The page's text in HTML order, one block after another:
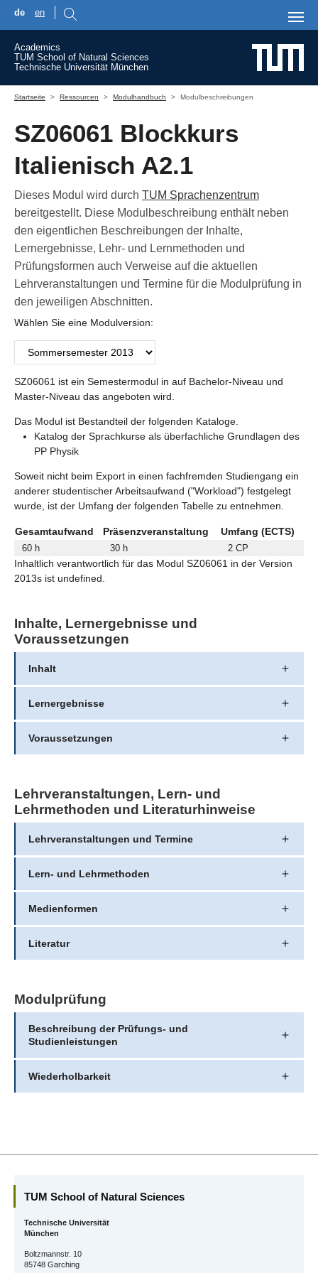
de en
Academics
TUM School of Natural Sciences
Technische Universität München
Startseite
Ressourcen Modulhandbuch Modulbeschreibungen
SZ06061 Blockkurs
Italienisch A2.1
Dieses Modul wird durch TUM Sprachenzentrum
bereitgestellt. Diese Modulbeschreibung enthält neben
den eigentlichen Beschreibungen der Inhalte,
Lernergebnisse, Lehr- und Lernmethoden und
Prüfungsformen auch Verweise auf die aktuellen
Lehrveranstaltungen und Termine für die Modulprüfung in
den jeweiligen Abschnitten.
Wählen Sie eine Modulversion:
SZ06061 ist ein Semestermodul in auf Bachelor-Niveau und
Master-Niveau das angeboten wird.
Das Modul ist Bestandteil der folgenden Kataloge.
Katalog der Sprachkurse als überfachliche Grundlagen des
PP Physik
Soweit nicht beim Export in einen fachfremden Studiengang ein
anderer studentischer Arbeitsaufwand ("Workload") festgelegt
wurde, ist der Umfang der folgenden Tabelle zu entnehmen.
Gesamtaufwand Präsenzveranstaltung Umfang (ECTS)
60 h 30 h 2 CP
Inhaltlich verantwortlich für das Modul SZ06061 in der Version
2013s ist undefined.
Inhalte, Lernergebnisse und
Voraussetzungen
Inhalt
Lernergebnisse
Voraussetzungen
Lehrveranstaltungen, Lern- und
Lehrmethoden und Literaturhinweise
Lehrveranstaltungen und Termine
Lern- und Lehrmethoden
Medienformen
Literatur
Modulprüfung
Beschreibung der Prüfungs- und
Studienleistungen
Wiederholbarkeit
TUM School of Natural Sciences
Technische Universität
München
Boltzmannstr. 10
85748 Garching